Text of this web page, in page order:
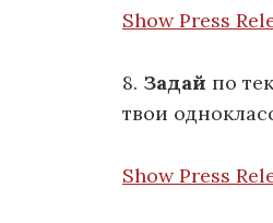
Show Press
8. Задай по
твои
Show Press